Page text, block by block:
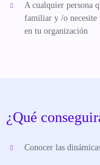
A cualquier persona
familiar y /o necesite
en tu organización
¿Qué
Conocer las